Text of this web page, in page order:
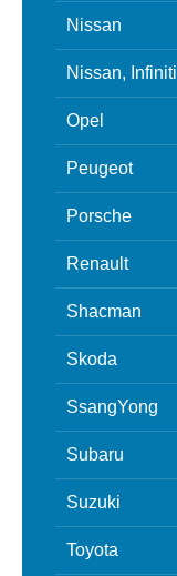
Nissan
Nissan, Infiniti
Opel
Peugeot
Porsche
Renault
Shacman
Skoda
SsangYong
Subaru
Suzuki
Toyota